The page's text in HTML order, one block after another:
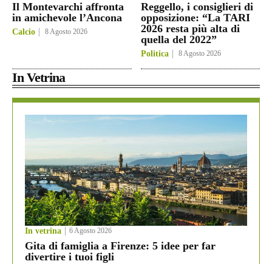
Il Montevarchi affronta
in amichevole l’Ancona
Calcio 8 Agosto 2026
Reggello, i consiglieri di
opposizione: “La TARI
2026 resta più alta di
quella del 2022”
Politica 8 Agosto 2026
In Vetrina
In vetrina 6 Agosto 2026
Gita di famiglia a Firenze: 5 idee per far
divertire i tuoi figli